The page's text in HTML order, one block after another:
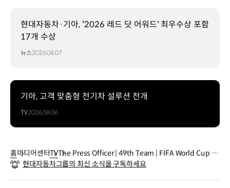
현대자동차·기아, '2026 레드 닷 어워드' 최우수상 포함
17개 수상
뉴스2026.08.07
기아, 고객 맞춤형 전기차 설루션 전개
TV2026.08.06
홈미디어센터TVThe Press Officer | 49th Team | FIFA World Cup 20
26™
현대자동차그룹의 최신 소식을 구독하세요